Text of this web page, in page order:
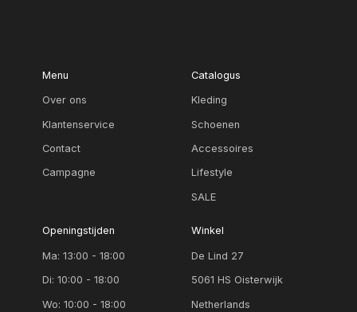
Menu
Over ons
Klantenservice
Contact
Campagne
Catalogus
Kleding
Schoenen
Accessoires
Lifestyle
SALE
Openingstijden
Ma: 13:00 - 18:00
Di: 10:00 - 18:00
Wo: 10:00 - 18:00
Winkel
De Lind 27
5061 HS Oisterwijk
Netherlands